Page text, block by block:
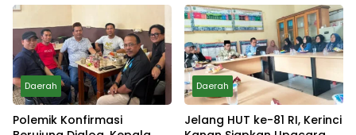
Daerah
Polemik Konfirmasi
Daerah
Jelang HUT ke-81 RI, Kerinci